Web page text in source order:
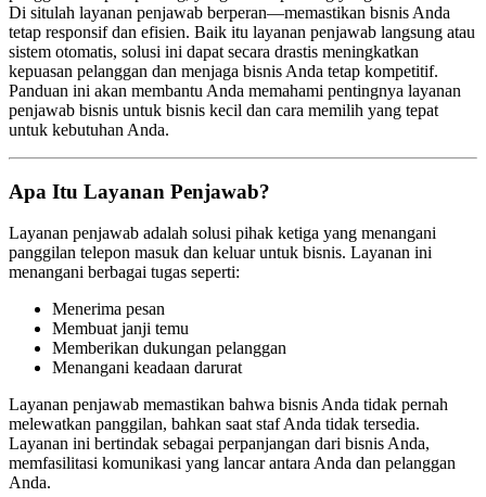
Di situlah layanan penjawab berperan—memastikan bisnis Anda
tetap responsif dan efisien. Baik itu layanan penjawab langsung atau
sistem otomatis, solusi ini dapat secara drastis meningkatkan
kepuasan pelanggan dan menjaga bisnis Anda tetap kompetitif.
Panduan ini akan membantu Anda memahami pentingnya layanan
penjawab bisnis untuk bisnis kecil dan cara memilih yang tepat
untuk kebutuhan Anda.
Apa Itu Layanan Penjawab?
Layanan penjawab adalah solusi pihak ketiga yang menangani
panggilan telepon masuk dan keluar untuk bisnis. Layanan ini
menangani berbagai tugas seperti:
Menerima pesan
Membuat janji temu
Memberikan dukungan pelanggan
Menangani keadaan darurat
Layanan penjawab memastikan bahwa bisnis Anda tidak pernah
melewatkan panggilan, bahkan saat staf Anda tidak tersedia.
Layanan ini bertindak sebagai perpanjangan dari bisnis Anda,
memfasilitasi komunikasi yang lancar antara Anda dan pelanggan
Anda.